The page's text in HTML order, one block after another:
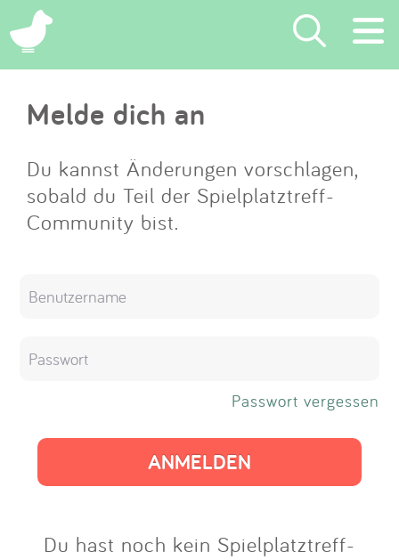
×
Suchen
Eintragen
App
Impressum
Anmelden
Melde dich an
Du kannst Änderungen vorschlagen,
sobald du Teil der Spielplatztreff-
Community bist.
Passwort vergessen
Du hast noch kein Spielplatztreff-